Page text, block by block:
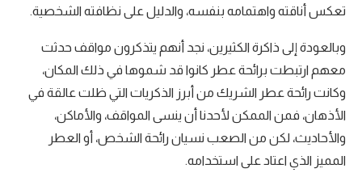
تعكس أناقته واهتمامه بنفسه، والدليل على نظافته الشخصية.
وبالعودة إلى ذاكرة الكثيرين، نجد أنهم يتذكرون مواقف حدثت
معهم ارتبطت برائحة عطر كانوا قد شموها في ذلك المكان،
وكانت رائحة عطر الشريك من أبرز الذكريات التي ظلت عالقة في
الأذهان، فمن الممكن لأحدنا أن ينسى المواقف، والأماكن،
والأحاديث، لكن من الصعب نسيان رائحة الشخص، أو العطر
المميز الذي اعتاد على استخدامه.